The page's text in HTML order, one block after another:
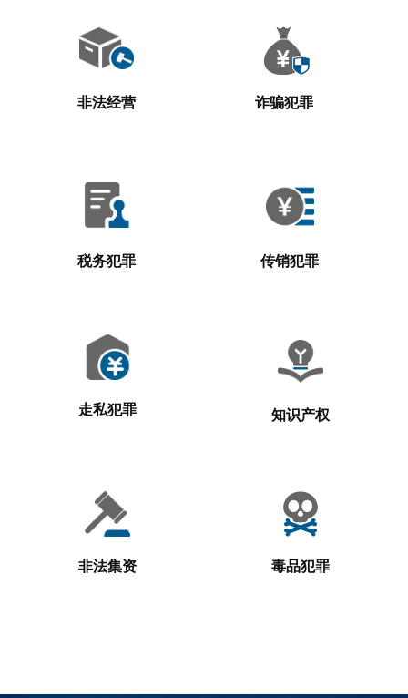
非法经营 诈骗犯罪
税务犯罪 传销犯罪
走私犯罪 知识产权
非法集资 毒品犯罪